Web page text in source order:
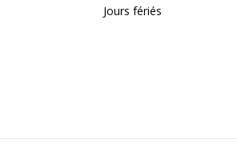
Jours fériés